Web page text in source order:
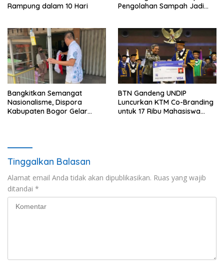
Rampung dalam 10 Hari
Pengolahan Sampah Jadi
Bangkitkan Semangat
Nasionalisme, Dispora
Kabupaten Bogor Gelar
BTN Gandeng UNDIP
Luncurkan KTM Co-Branding
untuk 17 Ribu Mahasiswa
Tinggalkan Balasan
Alamat email Anda tidak akan dipublikasikan. Ruas yang wajib
ditandai *